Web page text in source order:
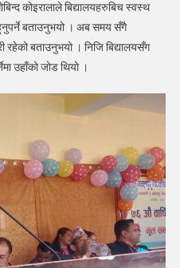
कोइरालाले बिद्यालयहरुबिच स्वस्थ
हुनुपर्ने बताउनुभयो । अब समय सँगै
बताउनुभयो । निजि बिद्यालयसँग
उहाँको जोड थियो ।